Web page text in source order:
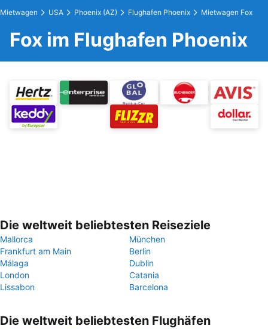
Mietwagen USA Phoenix (AZ) Flughafen Phoenix Mietwagen Fox
Fox im Flughafen Phoenix
Die weltweit beliebtesten Reiseziele
Mallorca
München
Frankfurt am Main
Berlin
Málaga
Dublin
London
Catania
Lissabon
Barcelona
Die weltweit beliebtesten Flughäfen